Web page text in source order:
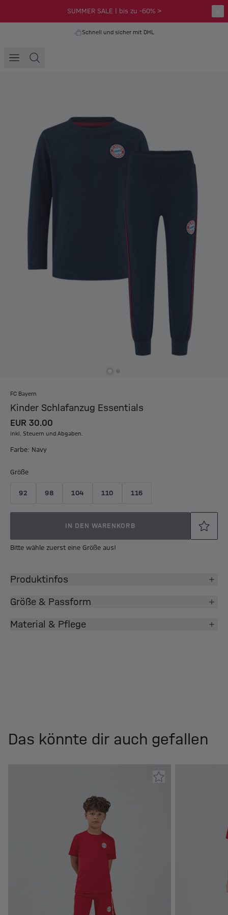
SUMMER SALE | bis zu -60% >
Schnell und sicher mit DHL
FC Bayern
Kinder Schlafanzug Essentials
EUR 30.00
inkl. Steuern und Abgaben.
Farbe: Navy
Größe
92 98 104 110 116
IN DEN WARENKORB
Bitte wähle zuerst eine Größe aus!
Produktinfos
Größe & Passform
Material & Pflege
Das könnte dir auch gefallen